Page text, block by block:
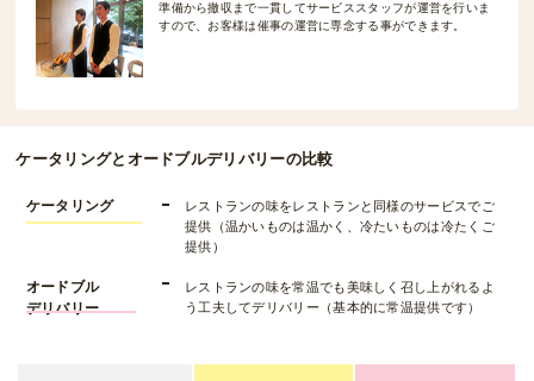
準備から撤収まで一貫してサービススタッフが運営を行いま
すので、お客様は催事の運営に専念する事ができます。
ケータリングとオードブルデリバリーの比較
ケータリング
レストランの味をレストランと同様のサービスでご
提供（温かいものは温かく、冷たいものは冷たくご
提供）
オードブル
デリバリー
レストランの味を常温でも美味しく召し上がれるよ
う工夫してデリバリー（基本的に常温提供です）